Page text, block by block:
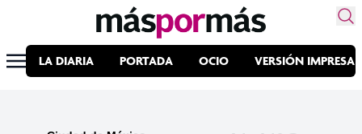
LA DIARIA PORTADA OCIO VERSIÓN IMPRESA